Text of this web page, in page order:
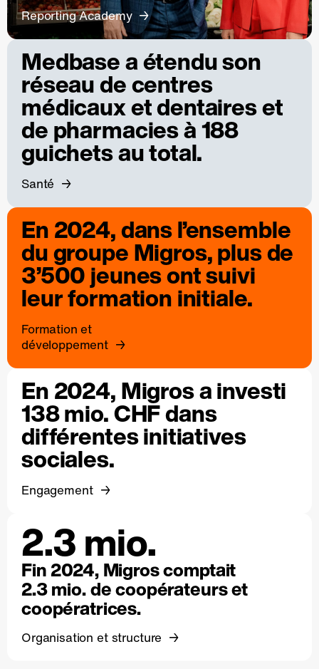
Reporting Academy
Medbase a étendu son
réseau de centres
médicaux et dentaires et
de pharmacies à 188
guichets au total.
Santé
En 2024, dans l’ensemble
du groupe Migros, plus de
3’500 jeunes ont suivi
leur formation initiale.
Formation et
développement
En 2024, Migros a investi
138 mio. CHF dans
différentes initiatives
sociales.
Engagement
2.3 mio.
Fin 2024, Migros comptait
2.3 mio. de coopérateurs et
coopératrices.
Organisation et structure